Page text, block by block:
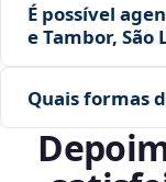
É possível
e Tambor, São
Quais formas